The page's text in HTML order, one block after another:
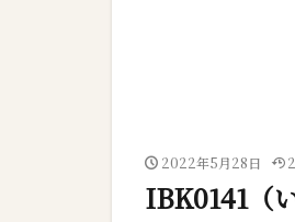
2022年5月28日
IBK0141（